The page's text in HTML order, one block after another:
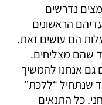
נדרשים
הראשונים
הם עושים זאת.
שהם מצליחים.
גם אנחנו להמשיך
שנתחיל “ללכת”
כל התנאים